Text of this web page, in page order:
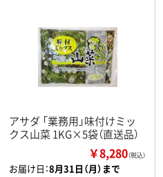
アサダ 「業務用」味付けミッ
クス山菜 1KG×5袋（直送品）
￥8,280（税込）
お届け日：8月31日（月）まで